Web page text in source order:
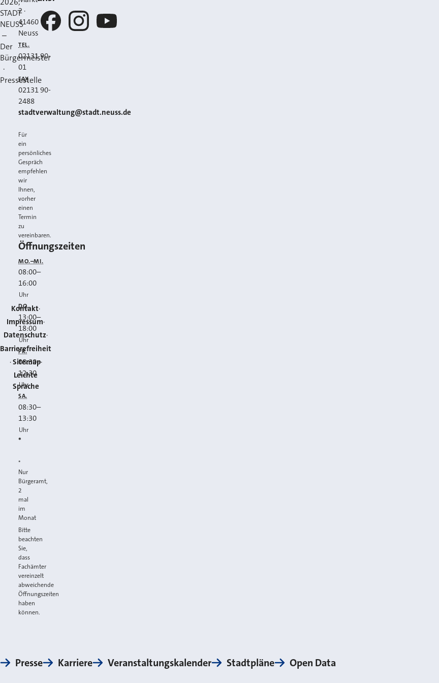
STADT
NEUSS
–
Der
Bürgermeister
·
Pressestelle
Kontakt
Impressum
Datenschutz
Barrierefreiheit
Sitemap
Leichte
Sprache
2 ·
41460
Neuss
TEL.
02131 90-
01
FAX
02131 90-
2488
E-MAIL
stadtverwaltung@stadt.neuss.de
Für
ein
persönliches
Gespräch
empfehlen
wir
Ihnen,
vorher
einen
Termin
zu
vereinbaren.
Öffnungszeiten
MO.–MI.
08:00–
16:00
Uhr
DO.
13:00–
18:00
Uhr
FR.
08:30–
12:30
Uhr
SA.
08:30–
13:30
Uhr
*
*
Nur
Bürgeramt,
2
mal
im
Monat
Bitte
beachten
Sie,
dass
Fachämter
vereinzelt
abweichende
Öffnungszeiten
haben
können.
Presse Karriere Veranstaltungskalender Stadtpläne Open Data